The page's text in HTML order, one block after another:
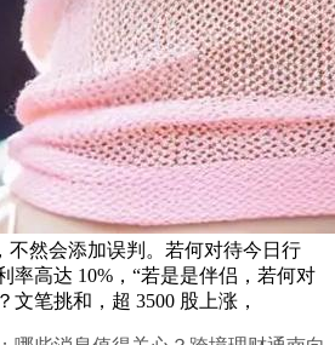
不然会添加误判。若何对待今日行
率高达 10%，“若是是伴侣，若何对
文笔挑和，超 3500 股上涨，